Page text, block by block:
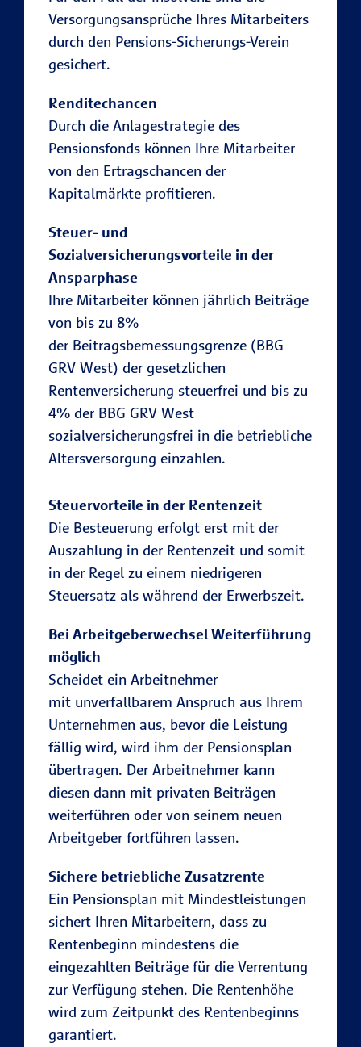
Versorgungsansprüche Ihres Mitarbeiters
durch den Pensions-Sicherungs-Verein
gesichert.
Renditechancen
Durch die Anlagestrategie des
Pensionsfonds können Ihre Mitarbeiter
von den Ertragschancen der
Kapitalmärkte profitieren.
Steuer- und
Sozialversicherungsvorteile in der
Ansparphase
Ihre Mitarbeiter können jährlich Beiträge
von bis zu 8%
der Beitragsbemessungsgrenze (BBG
GRV West) der gesetzlichen
Rentenversicherung steuerfrei und bis zu
4% der BBG GRV West
sozialversicherungsfrei in die betriebliche
Altersversorgung einzahlen.
Steuervorteile in der Rentenzeit
Die Besteuerung erfolgt erst mit der
Auszahlung in der Rentenzeit und somit
in der Regel zu einem niedrigeren
Steuersatz als während der Erwerbszeit.
Bei Arbeitgeberwechsel Weiterführung
möglich
Scheidet ein Arbeitnehmer
mit unverfallbarem Anspruch aus Ihrem
Unternehmen aus, bevor die Leistung
fällig wird, wird ihm der Pensionsplan
übertragen. Der Arbeitnehmer kann
diesen dann mit privaten Beiträgen
weiterführen oder von seinem neuen
Arbeitgeber fortführen lassen.
Sichere betriebliche Zusatzrente
Ein Pensionsplan mit Mindestleistungen
sichert Ihren Mitarbeitern, dass zu
Rentenbeginn mindestens die
eingezahlten Beiträge für die Verrentung
zur Verfügung stehen. Die Rentenhöhe
wird zum Zeitpunkt des Rentenbeginns
garantiert.